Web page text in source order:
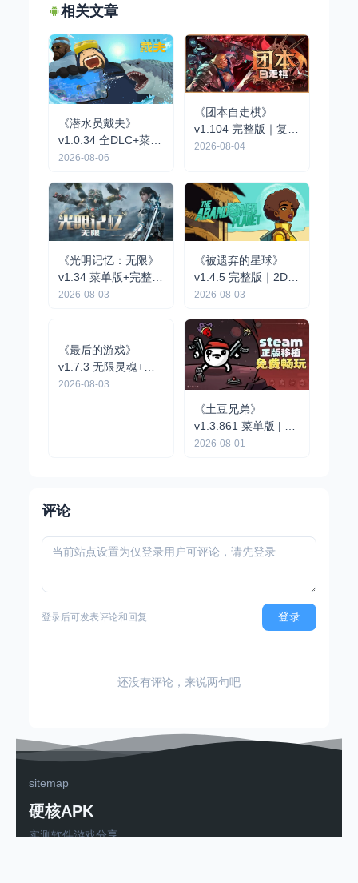
相关文章
《潜水员戴夫》
v1.0.34 全DLC+菜单
| 像素风海洋探索经
2026-08-06
《团本自走棋》
v1.104 完整版｜复古
队伍制肉鸽自走棋手
2026-08-04
《光明记忆：无限》
v1.34 菜单版+完整版
｜第一人称动作战术
2026-08-03
《被遗弃的星球》
v1.4.5 完整版｜2D像
素点击解谜冒险手游
2026-08-03
《土豆兄弟》
v1.3.861 菜单版 | 自
上而下 Roguelike 竞
2026-08-01
评论
登录后可发表评论和回复 登录
还没有评论，来说两句吧
sitemap
硬核APK
实测软件游戏分享